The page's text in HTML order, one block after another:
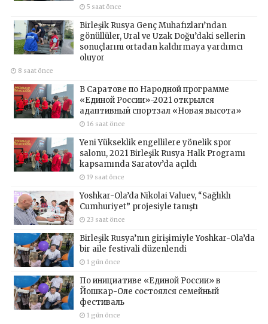
5 saat önce
Birleşik Rusya Genç Muhafızları’ndan
gönüllüler, Ural ve Uzak Doğu’daki sellerin
sonuçlarını ortadan kaldırmaya yardımcı
oluyor
8 saat önce
В Саратове по Народной программе
«Единой России»-2021 открылся
адаптивный спортзал «Новая высота»
16 saat önce
Yeni Yükseklik engellilere yönelik spor
salonu, 2021 Birleşik Rusya Halk Programı
kapsamında Saratov’da açıldı
19 saat önce
Yoshkar-Ola’da Nikolai Valuev, “Sağlıklı
Cumhuriyet” projesiyle tanıştı
23 saat önce
Birleşik Rusya’nın girişimiyle Yoshkar-Ola’da
bir aile festivali düzenlendi
1 gün önce
По инициативе «Единой России» в
Йошкар-Оле состоялся семейный
фестиваль
1 gün önce